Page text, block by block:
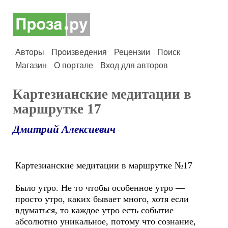
Авторы Произведения Рецензии
Поиск
Магазин
О портале Вход для авторов
Картезианские медитации в
маршрутке 17
Дмитрий Алексиевич
Картезианские медитации в маршрутке №17
Было утро. Не то чтобы особенное утро —
просто утро, каких бывает много, хотя если
вдуматься, то каждое утро есть событие
абсолютно уникальное, потому что сознание,